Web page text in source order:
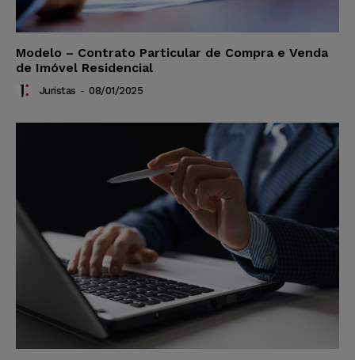
Modelo – Contrato Particular de Compra e Venda
de Imóvel Residencial
Juristas - 08/01/2025